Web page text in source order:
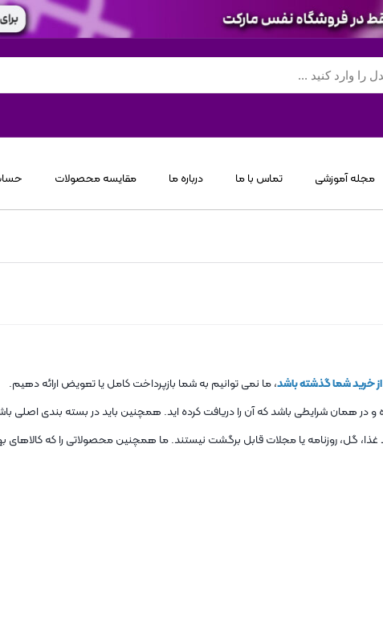
مجله آموزشی تماس با ما درباره ما مقایسه محصولات
، ما نمی توانیم به شما بازپرداخت کامل یا تعویض ارائه دهیم.
و در همان شرایطی باشد که آن را دریافت کرده اید. همچنین باید در بسته بندی اصلی
گل، روزنامه یا مجلات قابل برگشت نیستند. ما همچنین محصولاتی را که کالاهای